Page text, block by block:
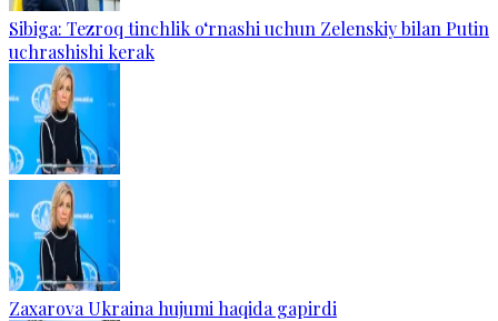
Sibiga: Tezroq tinchlik o‘rnashi uchun Zelenskiy bilan Putin
uchrashishi kerak
Zaxarova Ukraina hujumi haqida gapirdi